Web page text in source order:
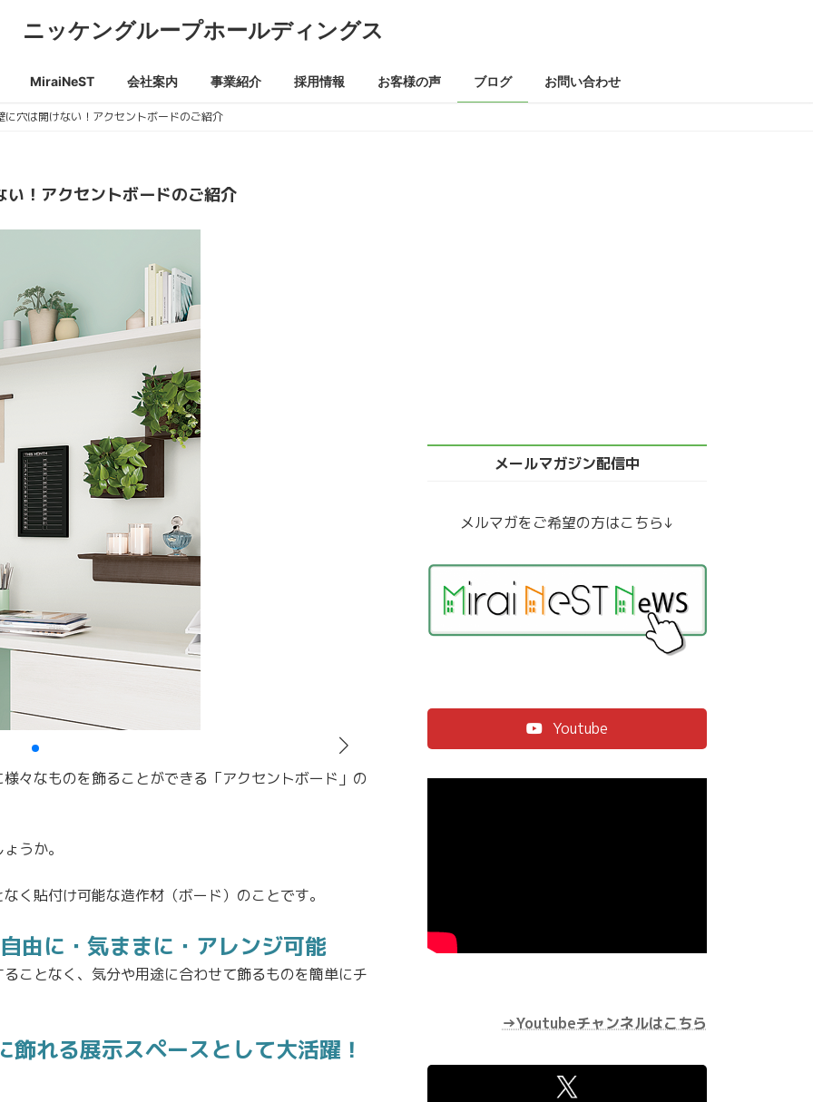
ニッケングループホールディングス
MiraiNeST 会社案内 事業紹介 採用情報 お客様の声 ブログ お問い合わせ
穴は開けない！アクセントボードのご紹介
！アクセントボードのご紹介
々なものを飾ることができる「アクセントボード」の
うか。
く貼付け可能な造作材（ボード）のことです。
由に・気ままに・アレンジ可能
ことなく、気分や用途に合わせて飾るものを簡単にチ
れる展示スペースとして大活躍！
メールマガジン配信中
メルマガをご希望の方はこちら↓
Youtube
→Youtubeチャンネルはこちら